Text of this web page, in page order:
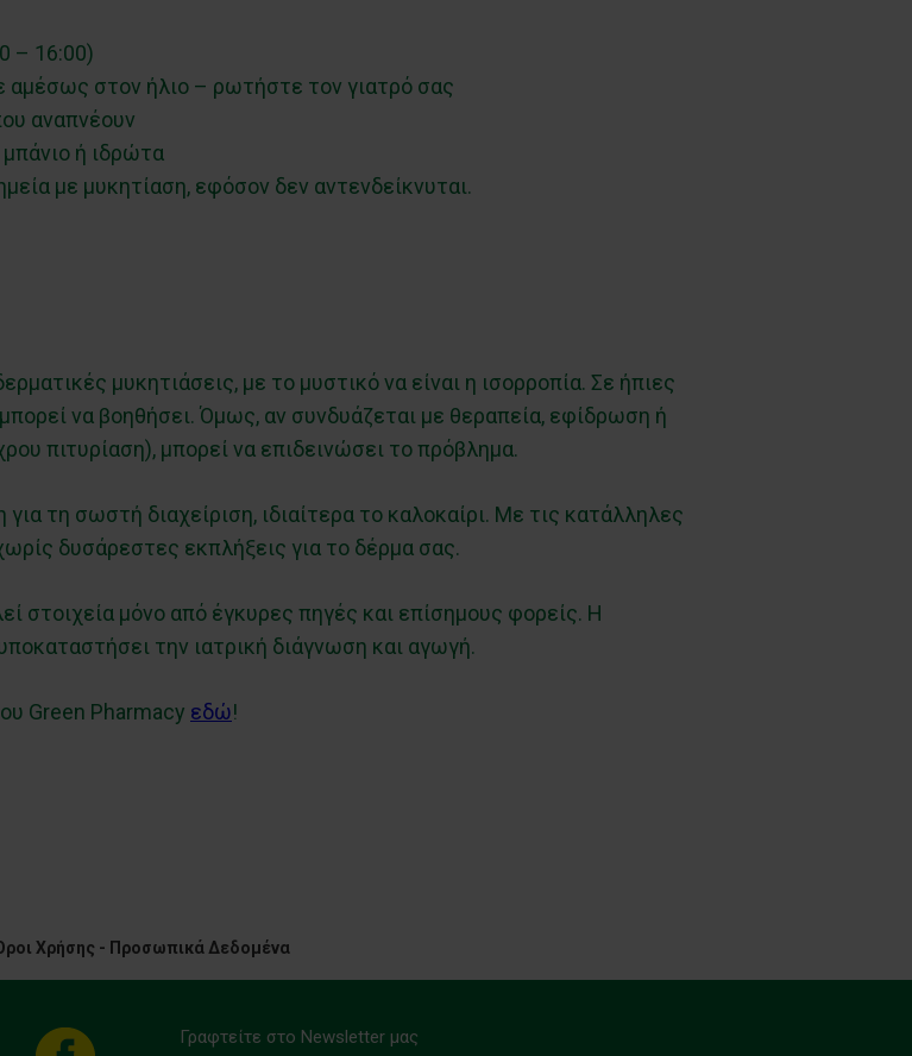
– 16:00)
αμέσως στον ήλιο – ρωτήστε τον γιατρό σας
αναπνέουν
ή ιδρώτα
με μυκητίαση, εφόσον δεν αντενδείκνυται.
μυκητιάσεις, με το μυστικό να είναι η ισορροπία. Σε ήπιες
να βοηθήσει. Όμως, αν συνδυάζεται με θεραπεία, εφίδρωση ή
πιτυρίαση), μπορεί να επιδεινώσει το πρόβλημα.
τη σωστή διαχείριση, ιδιαίτερα το καλοκαίρι. Με τις κατάλληλες
δυσάρεστες εκπλήξεις για το δέρμα σας.
στοιχεία μόνο από έγκυρες πηγές και επίσημους φορείς. Η
την ιατρική διάγνωση και αγωγή.
Green Pharmacy εδώ!
Χρήσης - Προσωπικά Δεδομένα
Γραφτείτε στο Newsletter μας